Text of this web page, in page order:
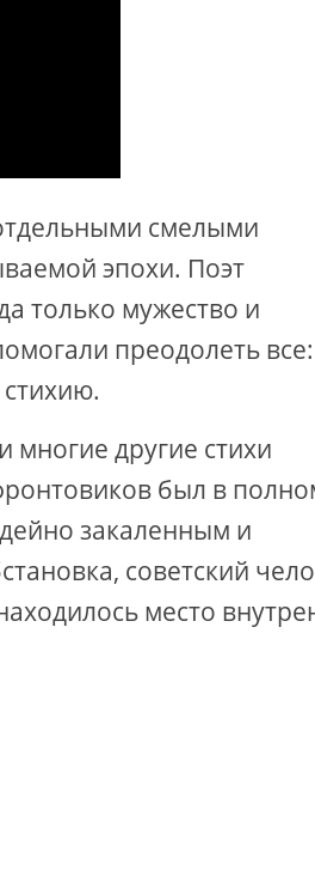
смелыми
эпохи. Поэт
только мужество и
преодолеть
многие другие стихи
был в
закаленным и
советский
место